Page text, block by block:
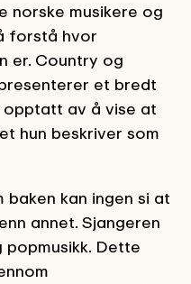
norske musikere og
forstå hvor
er. Country og
et bredt
opptatt av å vise at
hun beskriver som
baken kan ingen si at
annet. Sjangeren
popmusikk. Dette